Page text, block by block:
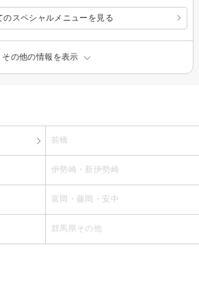
のスペシャルメニューを見る
その他の情報を表示
前橋
伊勢崎・新伊勢崎
富岡・藤岡・安中
群馬県その他